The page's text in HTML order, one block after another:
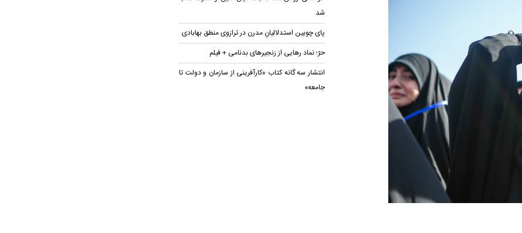
شد
پای چوبین استدلالیانِ مدرن در ترازوی منطق بهابادی
حرّ؛ نماد رهایی از زنجیرهای بدنامی + فیلم
انتشار سه گانه کتاب «کارآفرینی از سازمان و دولت تا
جامعه»